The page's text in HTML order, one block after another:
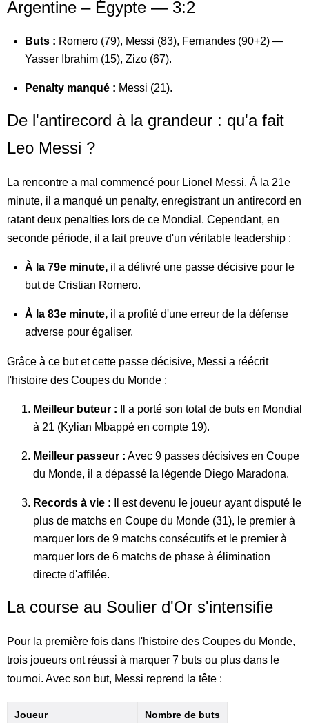
Argentine – Égypte — 3:2
Buts : Romero (79), Messi (83), Fernandes (90+2) —
Yasser Ibrahim (15), Zizo (67).
Penalty manqué : Messi (21).
De l'antirecord à la grandeur : qu'a fait
Leo Messi ?
La rencontre a mal commencé pour Lionel Messi. À la 21e
minute, il a manqué un penalty, enregistrant un antirecord en
ratant deux penalties lors de ce Mondial. Cependant, en
seconde période, il a fait preuve d'un véritable leadership :
À la 79e minute, il a délivré une passe décisive pour le
but de Cristian Romero.
À la 83e minute, il a profité d'une erreur de la défense
adverse pour égaliser.
Grâce à ce but et cette passe décisive, Messi a réécrit
l'histoire des Coupes du Monde :
Meilleur buteur : Il a porté son total de buts en Mondial
à 21 (Kylian Mbappé en compte 19).
Meilleur passeur : Avec 9 passes décisives en Coupe
du Monde, il a dépassé la légende Diego Maradona.
Records à vie : Il est devenu le joueur ayant disputé le
plus de matchs en Coupe du Monde (31), le premier à
marquer lors de 9 matchs consécutifs et le premier à
marquer lors de 6 matchs de phase à élimination
directe d'affilée.
La course au Soulier d'Or s'intensifie
Pour la première fois dans l'histoire des Coupes du Monde,
trois joueurs ont réussi à marquer 7 buts ou plus dans le
tournoi. Avec son but, Messi reprend la tête :
Joueur Nombre de buts